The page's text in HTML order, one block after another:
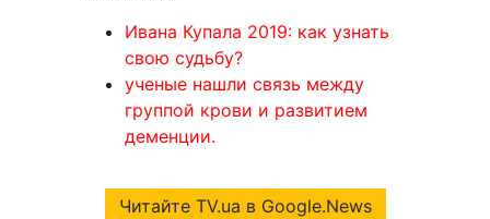
Ивана Купала 2019: как узнать
свою судьбу?
ученые нашли связь между
группой крови и развитием
деменции.
Читайте TV.ua в Google.News